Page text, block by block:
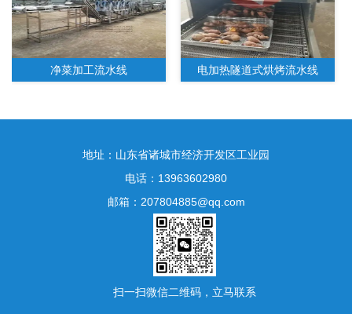
净菜加工流水线 电加热隧道式烘烤流水线
水果净菜加工生产线
地址：山东省诸城市经济开发区工业园
电话：13963602980
邮箱：207804885@qq.com
扫一扫微信二维码，立马联系